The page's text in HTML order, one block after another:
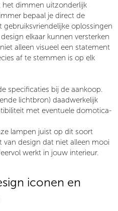
het dimmen uitzonderlijk
bepaal je direct de
oplossingen
elkaar kunnen versterken
alleen visueel een statement
af te stemmen is op elk
specificaties bij de aankoop.
lichtbron) daadwerkelijk
met eventuele domotica-
lampen juist op dit soort
van design dat niet alleen mooi
werkt in jouw interieur.
iconen en